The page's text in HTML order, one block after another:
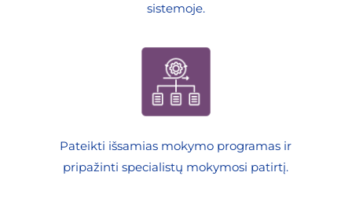
sistemoje.
Pateikti išsamias mokymo programas ir
pripažinti specialistų mokymosi patirtį.